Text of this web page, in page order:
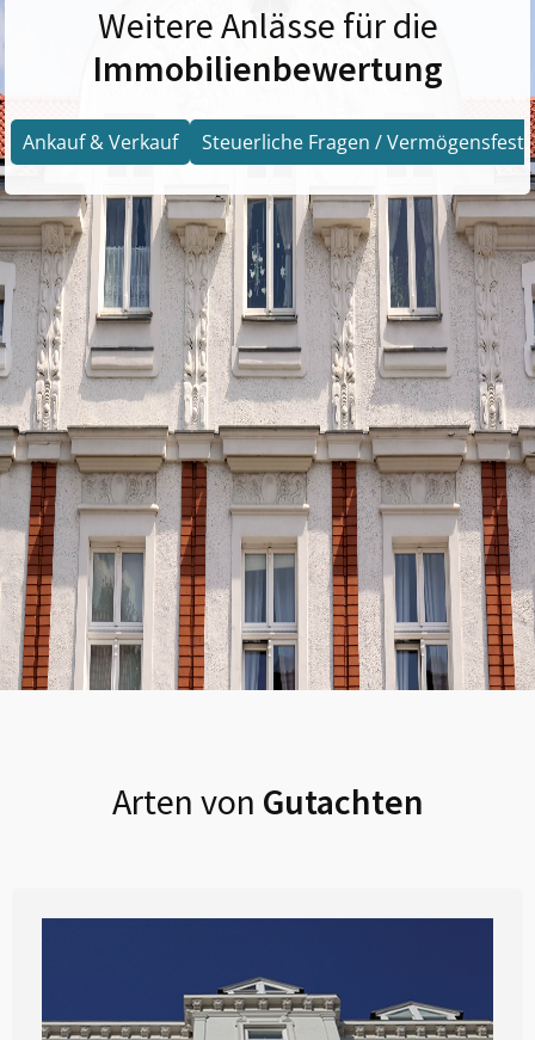
Weitere Anlässe für die
Immobilienbewertung
Ankauf & Verkauf Steuerliche Fragen /
Arten von Gutachten